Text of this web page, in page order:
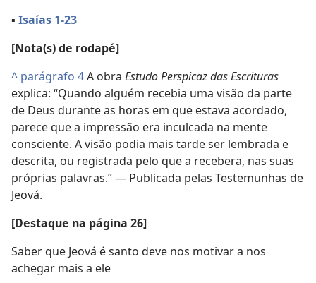
▪ Isaías 1-23
[Nota(s) de rodapé]
^ parágrafo 4A obra Estudo Perspicaz das Escrituras
explica: “Quando alguém recebia uma visão da parte
de Deus durante as horas em que estava acordado,
parece que a impressão era inculcada na mente
consciente. A visão podia mais tarde ser lembrada e
descrita, ou registrada pelo que a recebera, nas suas
próprias palavras.” — Publicada pelas Testemunhas de
Jeová.
[Destaque na página 26]
Saber que Jeová é santo deve nos motivar a nos
achegar mais a ele